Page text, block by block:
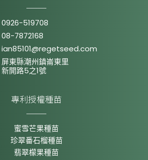
0926-519708
08-7872168
ian85101@regetseed.com
屏東縣潮州鎮崙東里
新開路5之1號
專利授權種苗
蜜雪芒果種苗
珍翠番石榴種苗
翡翠檬果種苗